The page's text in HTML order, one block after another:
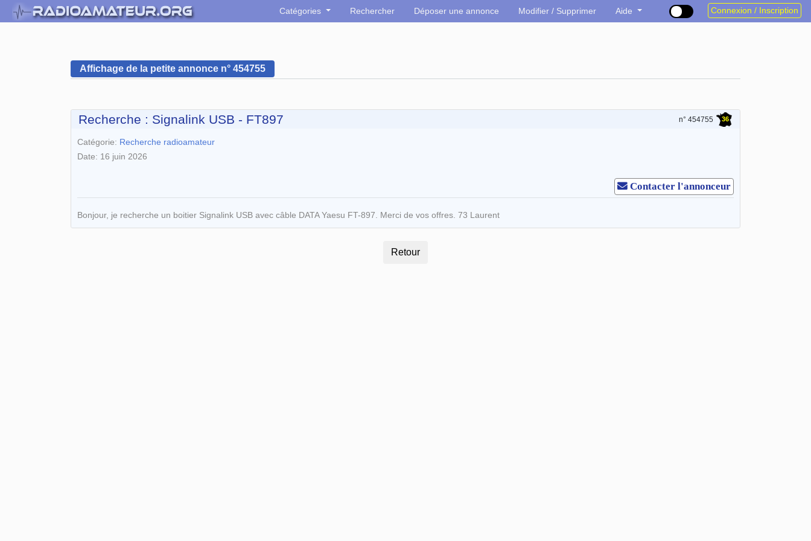
Catégories Rechercher Déposer une annonce Modifier / Supprimer Aide Connexion / Inscription
Affichage de la petite annonce n° 454755
Recherche : Signalink USB - FT897 n° 454755 36
Catégorie: Recherche radioamateur
Date: 16 juin 2026
Contacter l'annonceur
Bonjour, je recherche un boitier Signalink USB avec câble DATA Yaesu FT-897. Merci de vos offres. 73 Laurent